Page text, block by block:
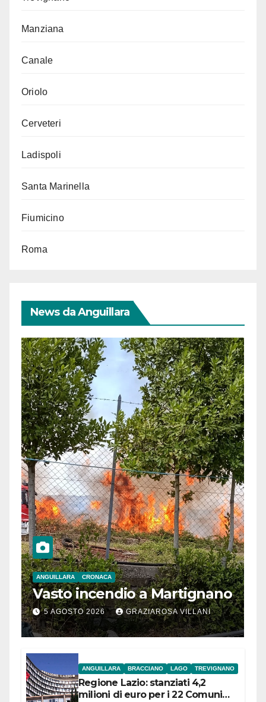
Manziana
Canale
Oriolo
Cerveteri
Ladispoli
Santa Marinella
Fiumicino
Roma
News da Anguillara
ANGUILLARA CRONACA
Vasto incendio a Martignano
5 AGOSTO 2026 GRAZIAROSA VILLANI
ANGUILLARA BRACCIANO LAGO TREVIGNANO
Regione Lazio: stanziati 4,2
milioni di euro per i 22 Comuni